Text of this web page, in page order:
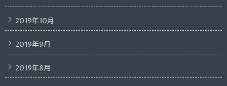
2019年10月
2019年9月
2019年8月